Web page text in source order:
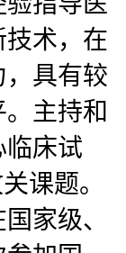
术，在
具有较
主持和
临床试
课题。
家级、